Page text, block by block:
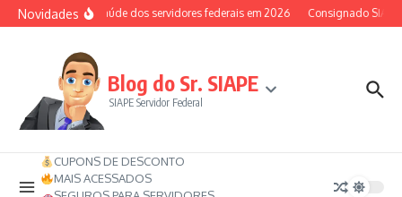
Ir para o conteúdo
NovidadesAuxílio-saúde dos servidores federais em 2026 Consignado SIAPE
Blog do Sr. SIAPE
SIAPE Servidor Federal
CUPONS DE DESCONTO
MAIS ACESSADOS